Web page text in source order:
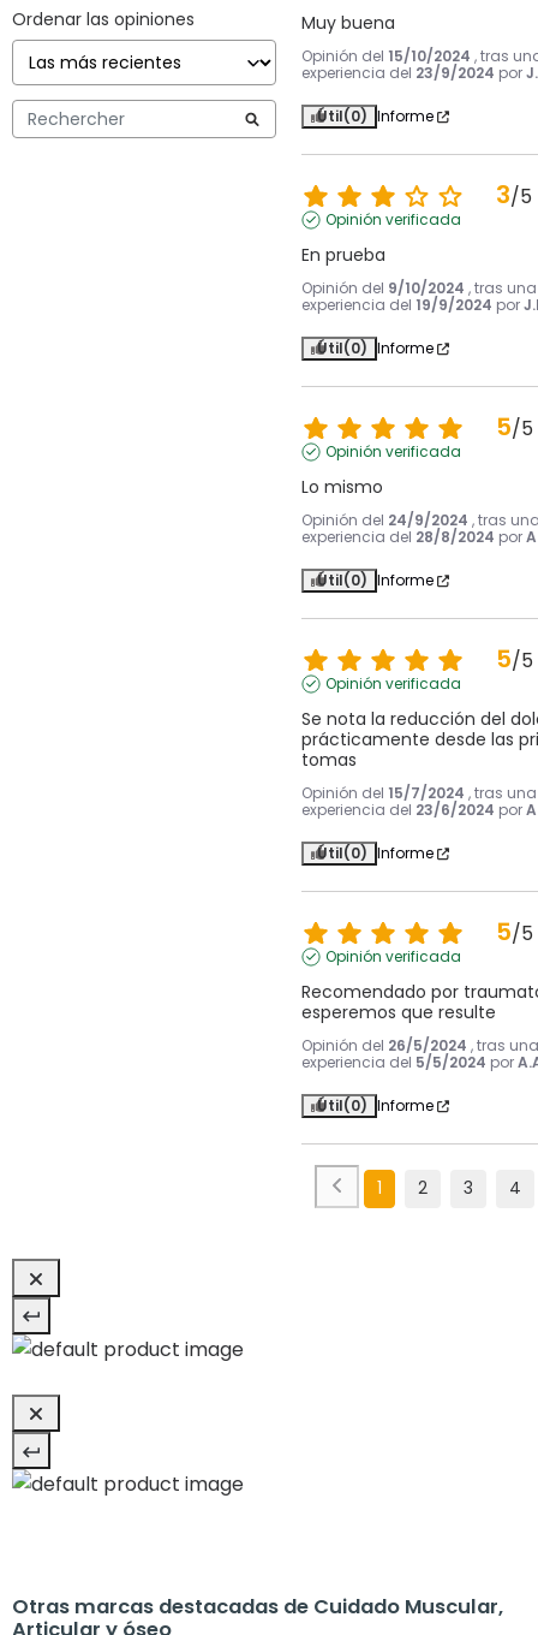
Ordenar las opiniones Muy buena
Opinión del 15/10/2024 , tras
experiencia del 23/9/2024 por
Útil(0) Informe
3/5
Opinión verificada
En prueba
Opinión del 9/10/2024 , tras una
experiencia del 19/9/2024 por
Útil(0) Informe
5/5
Opinión verificada
Lo mismo
Opinión del 24/9/2024 , tras
experiencia del 28/8/2024 por
Útil(0) Informe
5/5
Opinión verificada
Se nota la reducción del
prácticamente desde las
tomas
Opinión del 15/7/2024 , tras una
experiencia del 23/6/2024 por
Útil(0) Informe
5/5
Opinión verificada
Recomendado por
esperemos que resulte
Opinión del 26/5/2024 , tras una
experiencia del 5/5/2024 por
Útil(0) Informe
1 2 3 4
Otras marcas destacadas de Cuidado Muscular,